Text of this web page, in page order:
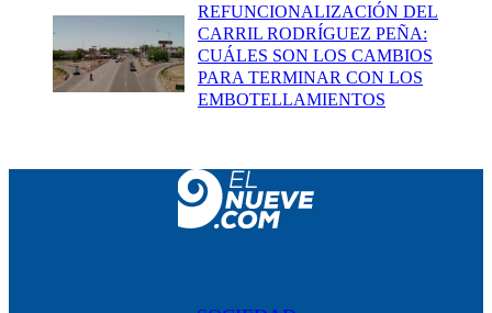
REFUNCIONALIZACIÓN DEL
CARRIL RODRÍGUEZ PEÑA:
CUÁLES SON LOS CAMBIOS
PARA TERMINAR CON LOS
EMBOTELLAMIENTOS